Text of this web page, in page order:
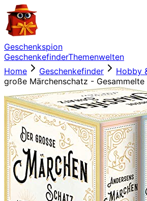
Geschenkspion
GeschenkefinderThemenwelten
Home
Geschenkefinder Hobby
große Märchenschatz - Gesammelte